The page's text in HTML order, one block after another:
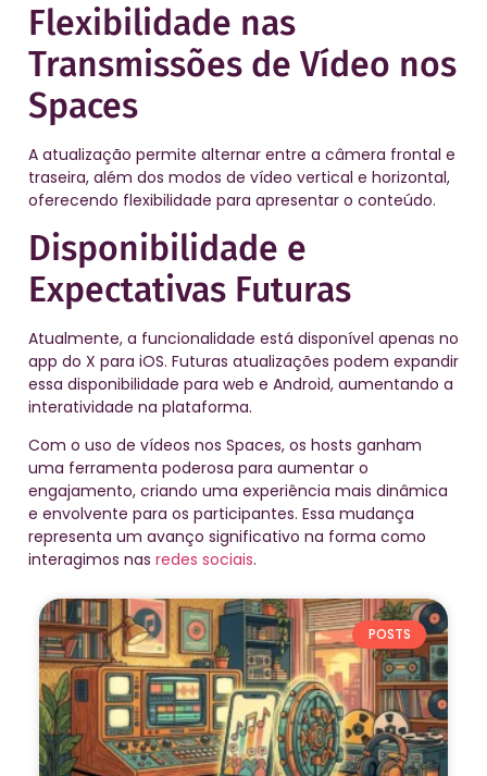
Flexibilidade nas
Transmissões de Vídeo nos
Spaces
A atualização permite alternar entre a câmera frontal e
traseira, além dos modos de vídeo vertical e horizontal,
oferecendo flexibilidade para apresentar o conteúdo.
Disponibilidade e
Expectativas Futuras
Atualmente, a funcionalidade está disponível apenas no
app do X para iOS. Futuras atualizações podem expandir
essa disponibilidade para web e Android, aumentando a
interatividade na plataforma.
Com o uso de vídeos nos Spaces, os hosts ganham
uma ferramenta poderosa para aumentar o
engajamento, criando uma experiência mais dinâmica
e envolvente para os participantes. Essa mudança
representa um avanço significativo na forma como
interagimos nas redes sociais.
POSTS